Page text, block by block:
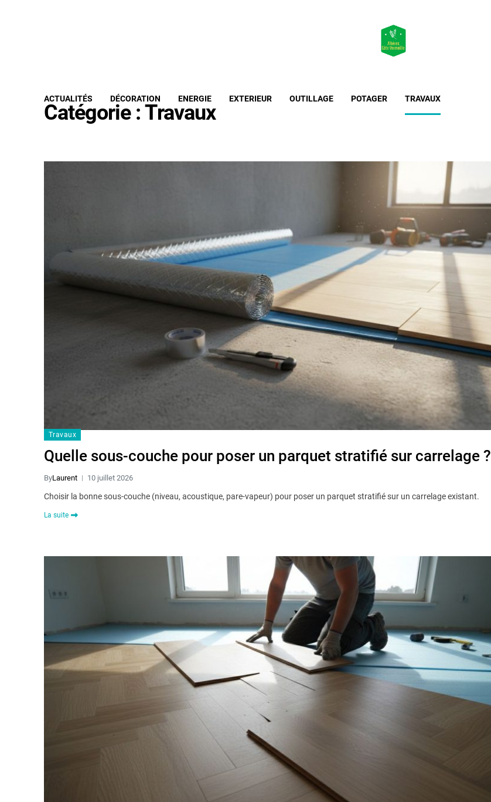
ACTUALITÉS DÉCORATION ENERGIE EXTERIEUR OUTILLAGE POTAGER TRAVAUX
Catégorie :Travaux
Travaux
Quelle sous-couche pour poser un parquet stratifié sur carrelage ?
ByLaurent 10 juillet 2026
Choisir la bonne sous-couche (niveau, acoustique, pare-vapeur) pour poser un parquet stratifié sur un carrelage existant.
La suite